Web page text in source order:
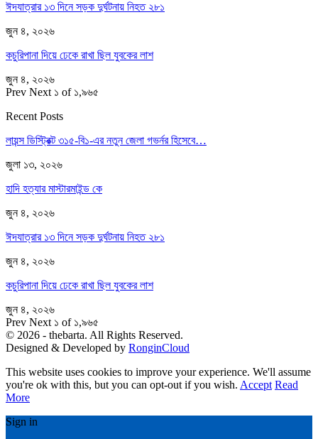
ঈদযাত্রার ১৩ দিনে সড়ক দুর্ঘটনায় নিহত ২৮১
জুন ৪, ২০২৬
কচুরিপানা দিয়ে ঢেকে রাখা ছিল যুবকের লাশ
জুন ৪, ২০২৬
Prev Next ১ of ১,৯৬৫
Recent Posts
লায়ন্স ডিস্ট্রিক্ট ৩১৫-বি১-এর নতুন জেলা গভর্নর হিসেবে…
জুলা ১৩, ২০২৬
হাদি হত্যার মাস্টারমাইন্ড কে
জুন ৪, ২০২৬
ঈদযাত্রার ১৩ দিনে সড়ক দুর্ঘটনায় নিহত ২৮১
জুন ৪, ২০২৬
কচুরিপানা দিয়ে ঢেকে রাখা ছিল যুবকের লাশ
জুন ৪, ২০২৬
Prev Next ১ of ১,৯৬৫
© 2026 - thebarta. All Rights Reserved.
Designed & Developed by RonginCloud
This website uses cookies to improve your experience. We'll assume
you're ok with this, but you can opt-out if you wish. Accept Read
More
Sign in